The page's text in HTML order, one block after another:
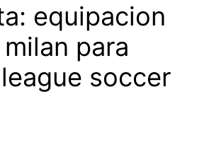
equipacion
para
soccer